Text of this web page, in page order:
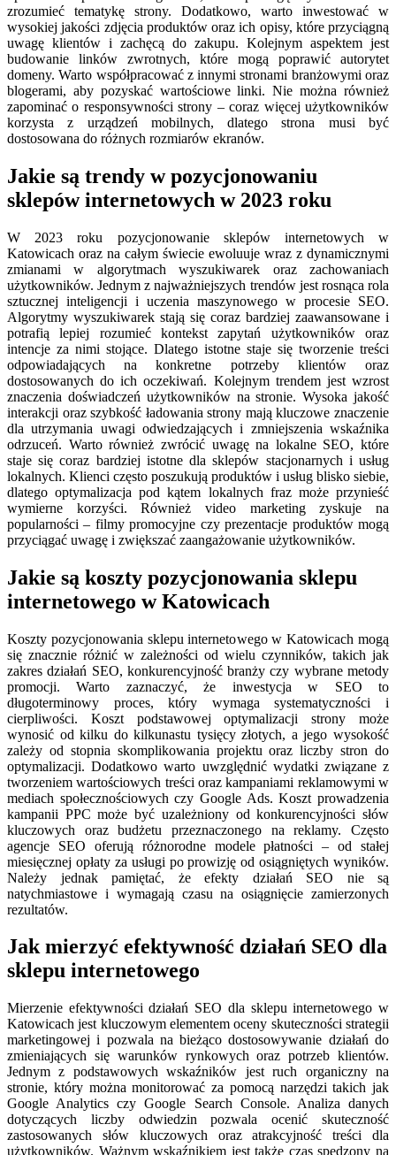
zrozumieć tematykę strony. Dodatkowo, warto inwestować w
wysokiej jakości zdjęcia produktów oraz ich opisy, które przyciągną
uwagę klientów i zachęcą do zakupu. Kolejnym aspektem jest
budowanie linków zwrotnych, które mogą poprawić autorytet
domeny. Warto współpracować z innymi stronami branżowymi oraz
blogerami, aby pozyskać wartościowe linki. Nie można również
zapominać o responsywności strony – coraz więcej użytkowników
korzysta z urządzeń mobilnych, dlatego strona musi być
dostosowana do różnych rozmiarów ekranów.
Jakie są trendy w pozycjonowaniu
sklepów internetowych w 2023 roku
W 2023 roku pozycjonowanie sklepów internetowych w
Katowicach oraz na całym świecie ewoluuje wraz z dynamicznymi
zmianami w algorytmach wyszukiwarek oraz zachowaniach
użytkowników. Jednym z najważniejszych trendów jest rosnąca rola
sztucznej inteligencji i uczenia maszynowego w procesie SEO.
Algorytmy wyszukiwarek stają się coraz bardziej zaawansowane i
potrafią lepiej rozumieć kontekst zapytań użytkowników oraz
intencje za nimi stojące. Dlatego istotne staje się tworzenie treści
odpowiadających na konkretne potrzeby klientów oraz
dostosowanych do ich oczekiwań. Kolejnym trendem jest wzrost
znaczenia doświadczeń użytkowników na stronie. Wysoka jakość
interakcji oraz szybkość ładowania strony mają kluczowe znaczenie
dla utrzymania uwagi odwiedzających i zmniejszenia wskaźnika
odrzuceń. Warto również zwrócić uwagę na lokalne SEO, które
staje się coraz bardziej istotne dla sklepów stacjonarnych i usług
lokalnych. Klienci często poszukują produktów i usług blisko siebie,
dlatego optymalizacja pod kątem lokalnych fraz może przynieść
wymierne korzyści. Również video marketing zyskuje na
popularności – filmy promocyjne czy prezentacje produktów mogą
przyciągać uwagę i zwiększać zaangażowanie użytkowników.
Jakie są koszty pozycjonowania sklepu
internetowego w Katowicach
Koszty pozycjonowania sklepu internetowego w Katowicach mogą
się znacznie różnić w zależności od wielu czynników, takich jak
zakres działań SEO, konkurencyjność branży czy wybrane metody
promocji. Warto zaznaczyć, że inwestycja w SEO to
długoterminowy proces, który wymaga systematyczności i
cierpliwości. Koszt podstawowej optymalizacji strony może
wynosić od kilku do kilkunastu tysięcy złotych, a jego wysokość
zależy od stopnia skomplikowania projektu oraz liczby stron do
optymalizacji. Dodatkowo warto uwzględnić wydatki związane z
tworzeniem wartościowych treści oraz kampaniami reklamowymi w
mediach społecznościowych czy Google Ads. Koszt prowadzenia
kampanii PPC może być uzależniony od konkurencyjności słów
kluczowych oraz budżetu przeznaczonego na reklamy. Często
agencje SEO oferują różnorodne modele płatności – od stałej
miesięcznej opłaty za usługi po prowizję od osiągniętych wyników.
Należy jednak pamiętać, że efekty działań SEO nie są
natychmiastowe i wymagają czasu na osiągnięcie zamierzonych
rezultatów.
Jak mierzyć efektywność działań SEO dla
sklepu internetowego
Mierzenie efektywności działań SEO dla sklepu internetowego w
Katowicach jest kluczowym elementem oceny skuteczności strategii
marketingowej i pozwala na bieżąco dostosowywanie działań do
zmieniających się warunków rynkowych oraz potrzeb klientów.
Jednym z podstawowych wskaźników jest ruch organiczny na
stronie, który można monitorować za pomocą narzędzi takich jak
Google Analytics czy Google Search Console. Analiza danych
dotyczących liczby odwiedzin pozwala ocenić skuteczność
zastosowanych słów kluczowych oraz atrakcyjność treści dla
użytkowników. Ważnym wskaźnikiem jest także czas spędzony na